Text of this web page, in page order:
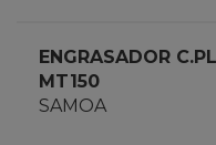
ENGRASADOR
MT150
SAMOA